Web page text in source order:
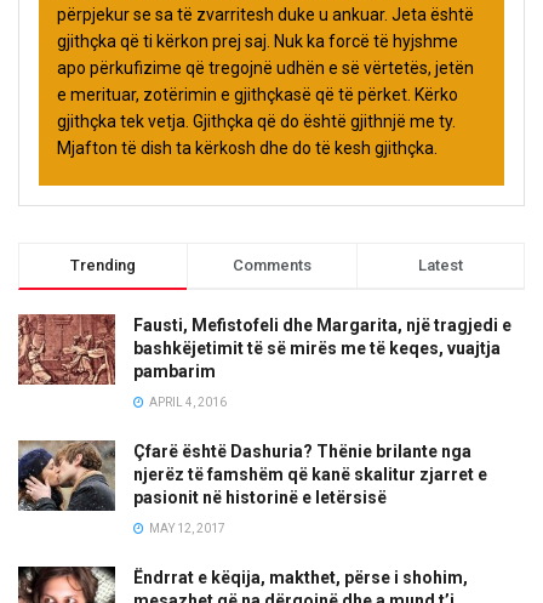
përpjekur se sa të zvarritesh duke u ankuar. Jeta është
gjithçka që ti kërkon prej saj. Nuk ka forcë të hyjshme
apo përkufizime që tregojnë udhën e së vërtetës, jetën
e merituar, zotërimin e gjithçkasë që të përket. Kërko
gjithçka tek vetja. Gjithçka që do është gjithnjë me ty.
Mjafton të dish ta kërkosh dhe do të kesh gjithçka.
Trending Comments Latest
Fausti, Mefistofeli dhe Margarita, një tragjedi e
bashkëjetimit të së mirës me të keqes, vuajtja
pambarim
APRIL 4, 2016
Çfarë është Dashuria? Thënie brilante nga
njerëz të famshëm që kanë skalitur zjarret e
pasionit në historinë e letërsisë
MAY 12, 2017
Ëndrrat e këqija, makthet, përse i shohim,